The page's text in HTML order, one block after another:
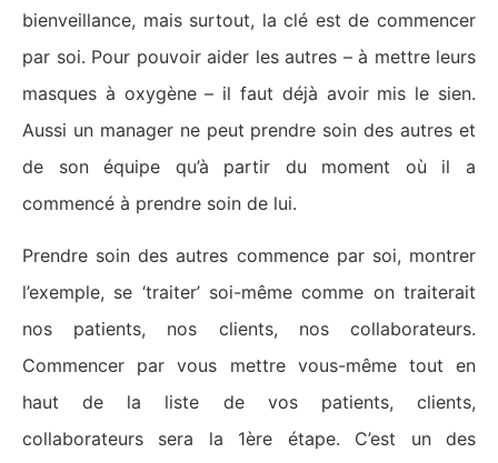
bienveillance, mais surtout, la clé est de commencer
par soi. Pour pouvoir aider les autres – à mettre leurs
masques à oxygène – il faut déjà avoir mis le sien.
Aussi un manager ne peut prendre soin des autres et
de son équipe qu’à partir du moment où il a
commencé à prendre soin de lui.
Prendre soin des autres commence par soi, montrer
l’exemple, se ‘traiter’ soi-même comme on traiterait
nos patients, nos clients, nos collaborateurs.
Commencer par vous mettre vous-même tout en
haut de la liste de vos patients, clients,
collaborateurs sera la 1ère étape. C’est un des